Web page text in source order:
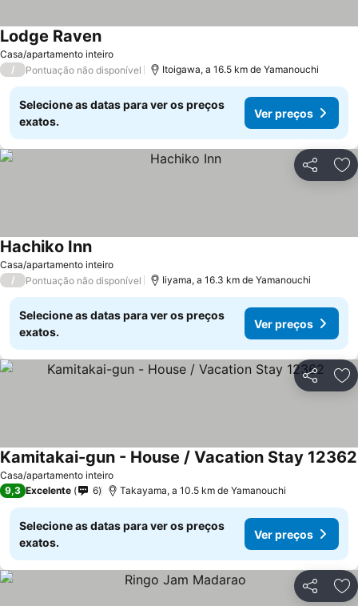
Casa/apartamento inteiro
Lodge Raven
/ Pontuação não disponível Itoigawa, a 16.5 km de Yamanouchi
Selecione as datas para ver os preços
exatos.
Ver preços
Partilhar
Casa/apartamento inteiro
Hachiko Inn
/ Pontuação não disponível Iiyama, a 16.3 km de Yamanouchi
Selecione as datas para ver os preços
exatos.
Ver preços
Partilhar
Casa/apartamento inteiro
Kamitakai-gun - House / Vacation Stay 12362
9,3 Excelente 6 Takayama, a 10.5 km de Yamanouchi
Selecione as datas para ver os preços
exatos.
Ver preços
Partilhar